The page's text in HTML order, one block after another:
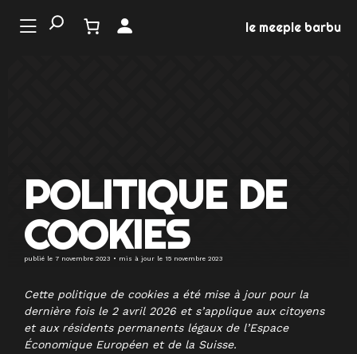
le meeple barbu
POLITIQUE DE
COOKIES
publié le 7 novembre 2023 • mis à jour le 15 novembre 2023
Cette politique de cookies a été mise à jour pour la
dernière fois le 2 avril 2026 et s’applique aux citoyens
et aux résidents permanents légaux de l’Espace
Économique Européen et de la Suisse.